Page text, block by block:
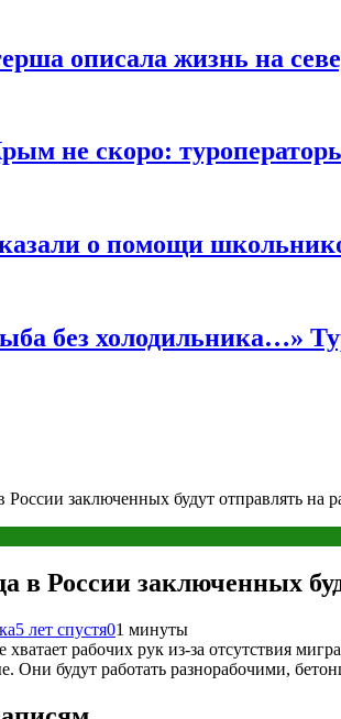
описала жизнь на
не скоро:
о помощи
без холодильника…»
России заключенных будут отправлять на
в России заключенных
5 лет спустя01 минуты
хватает рабочих рук из-за отсутствия
Они будут работать разнорабочими,